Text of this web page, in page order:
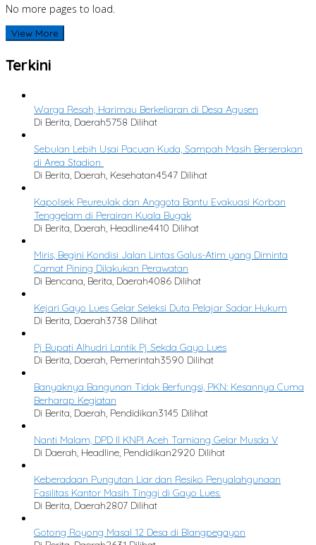
No more pages to load.
View More
Terkini
Warga Resah, Harimau Berkeliaran di Desa Agusen
Di Berita, Daerah5758 Dilihat
Sebulan Lebih Usai Pacuan Kuda, Sampah Masih Berserakan
di Area Stadion
Di Berita, Daerah, Kesehatan4547 Dilihat
Kapolsek Peureulak dan Anggota Bantu Evakuasi Korban
Tenggelam di Perairan Kuala Bugak
Di Berita, Daerah, Headline4410 Dilihat
Miris, Begini Kondisi Jalan Lintas Galus-Atim yang Diminta
Camat Pining Dilakukan Perawatan
Di Bencana, Berita, Daerah4086 Dilihat
Kejari Gayo Lues Gelar Seleksi Duta Pelajar Sadar Hukum
Di Berita, Daerah3738 Dilihat
Pj Bupati Alhudri Lantik Pj Sekda Gayo Lues
Di Berita, Daerah, Pemerintah3590 Dilihat
Banyaknya Bangunan Tidak Berfungsi, PKN: Kesannya Cuma
Berharap Kegiatan
Di Berita, Daerah, Pendidikan3145 Dilihat
Nanti Malam, DPD II KNPI Aceh Tamiang Gelar Musda V
Di Daerah, Headline, Pendidikan2920 Dilihat
Keberadaan Pungutan Liar dan Resiko Penyalahgunaan
Fasilitas Kantor Masih Tinggi di Gayo Lues.
Di Berita, Daerah2807 Dilihat
Gotong Royong Masal 12 Desa di Blangpegayon